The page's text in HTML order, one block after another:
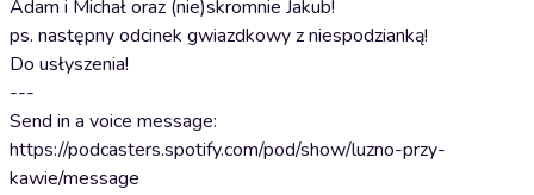
Adam i Michał oraz (nie)skromnie Jakub!
ps. następny odcinek gwiazdkowy z niespodzianką!
Do usłyszenia!
---
Send in a voice message:
https://podcasters.spotify.com/pod/show/luzno-przy-
kawie/message